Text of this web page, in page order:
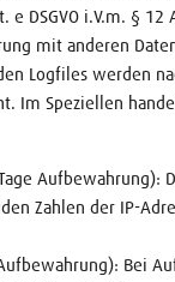
DSGVO i.V.m. § 12
mit anderen
Logfiles werden
Im Speziellen
Aufbewahrung):
Zahlen der IP-
Bei